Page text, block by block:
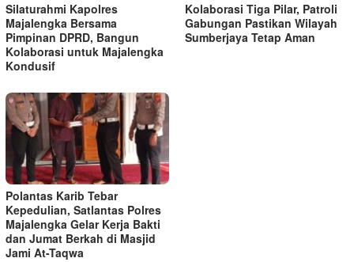
Silaturahmi Kapolres
Majalengka Bersama
Pimpinan DPRD, Bangun
Kolaborasi untuk Majalengka
Kondusif
Kolaborasi Tiga Pilar, Patroli
Gabungan Pastikan Wilayah
Sumberjaya Tetap Aman
Polantas Karib Tebar
Kepedulian, Satlantas Polres
Majalengka Gelar Kerja Bakti
dan Jumat Berkah di Masjid
Jami At-Taqwa